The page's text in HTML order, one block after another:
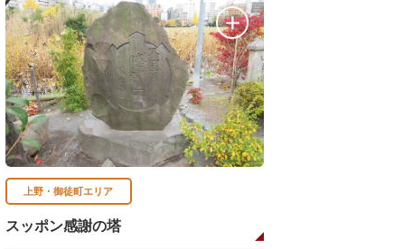
上野・御徒町エリア
スッポン感謝の塔